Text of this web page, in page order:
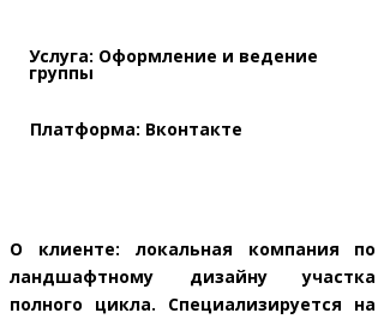
Услуга: Оформление и ведение
группы
Платформа: Вконтакте
О клиенте: локальная компания по
ландшафтному дизайну участка
полного цикла. Специализируется на